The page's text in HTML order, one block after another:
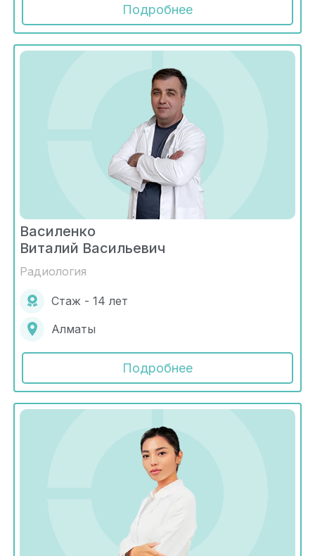
Подробнее
Василенко
Виталий Васильевич
Радиология
Стаж - 14 лет
Алматы
Подробнее